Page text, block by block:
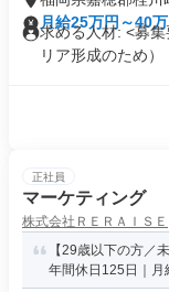
月給25万円～40万
求める人材: <募
リア形成のため）
正社員
マーケティング
株式会社ＲＥＲＡＩＳＥ
【29歳以下の方／
年間休日125日｜月